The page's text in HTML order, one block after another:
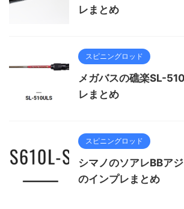
レまとめ
スピニングロッド
メガバスの礁楽SL-
レまとめ
スピニングロッド
シマノのソアレBBア
のインプレまとめ